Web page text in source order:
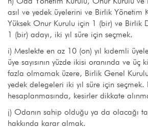
asıl ve yedek üyelerini ve Birlik Yönetim
Yüksek Onur Kurulu için 1 (bir) ve Birlik
1 (bir) adayı, iki yıl süre için seçmek.
i) Meslekte en az 10 (on) yıl kıdemli
üye sayısının yüzde ikisi oranında ve üç
fazla olmamak üzere, Birlik Genel
yedek delegeleri iki yıl süre için seçmek.
hesaplanmasında, kesirler dikkate
j) Odanın sahip olduğu ya da olacağı
hakkında karar almak.